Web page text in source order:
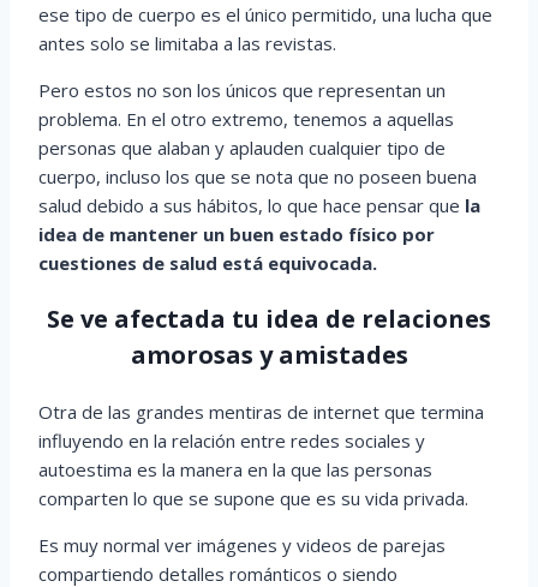
ese tipo de cuerpo es el único permitido, una lucha que
antes solo se limitaba a las revistas.
Pero estos no son los únicos que representan un
problema. En el otro extremo, tenemos a aquellas
personas que alaban y aplauden cualquier tipo de
cuerpo, incluso los que se nota que no poseen buena
salud debido a sus hábitos, lo que hace pensar que la
idea de mantener un buen estado físico por
cuestiones de salud está equivocada.
Se ve afectada tu idea de relaciones
amorosas y amistades
Otra de las grandes mentiras de internet que termina
influyendo en la relación entre redes sociales y
autoestima es la manera en la que las personas
comparten lo que se supone que es su vida privada.
Es muy normal ver imágenes y videos de parejas
compartiendo detalles románticos o siendo